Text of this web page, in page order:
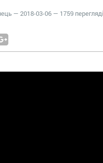
— 2018-03-06 — 1759